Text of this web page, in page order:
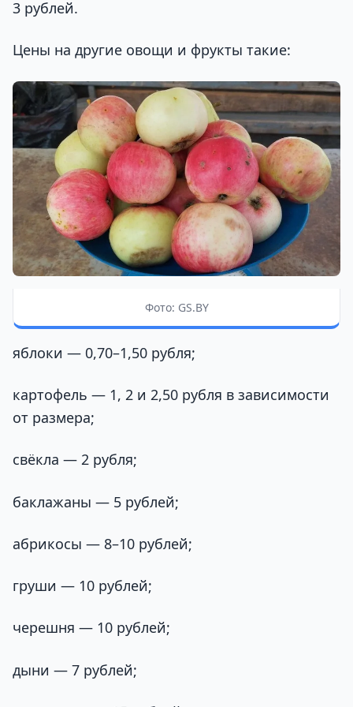
3 рублей.
Цены на другие овощи и фрукты такие:
Фото: GS.BY
яблоки — 0,70–1,50 рубля;
картофель — 1, 2 и 2,50 рубля в зависимости
от размера;
свёкла — 2 рубля;
баклажаны — 5 рублей;
абрикосы — 8–10 рублей;
груши — 10 рублей;
черешня — 10 рублей;
дыни — 7 рублей;